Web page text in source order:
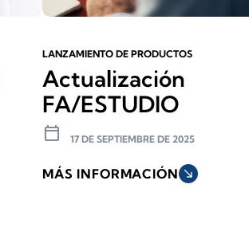
LANZAMIENTO DE PRODUCTOS
Actualización
FA/ESTUDIO
calendar_today 17 DE SEPTIEMBRE DE 2025
MÁS INFORMACIÓN south_east